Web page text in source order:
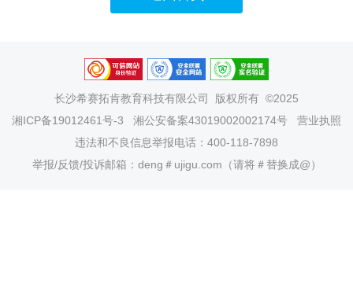
长沙希赛拓肯教育科技有限公司
版权所有 ©2025
湘ICP备19012461号-3
湘公安备案43019002002174号
营业执照
违法和不良信息举报电话：400-118-7898
举报/反馈/投诉邮箱：deng＃ujigu.com（请将＃替换成@）